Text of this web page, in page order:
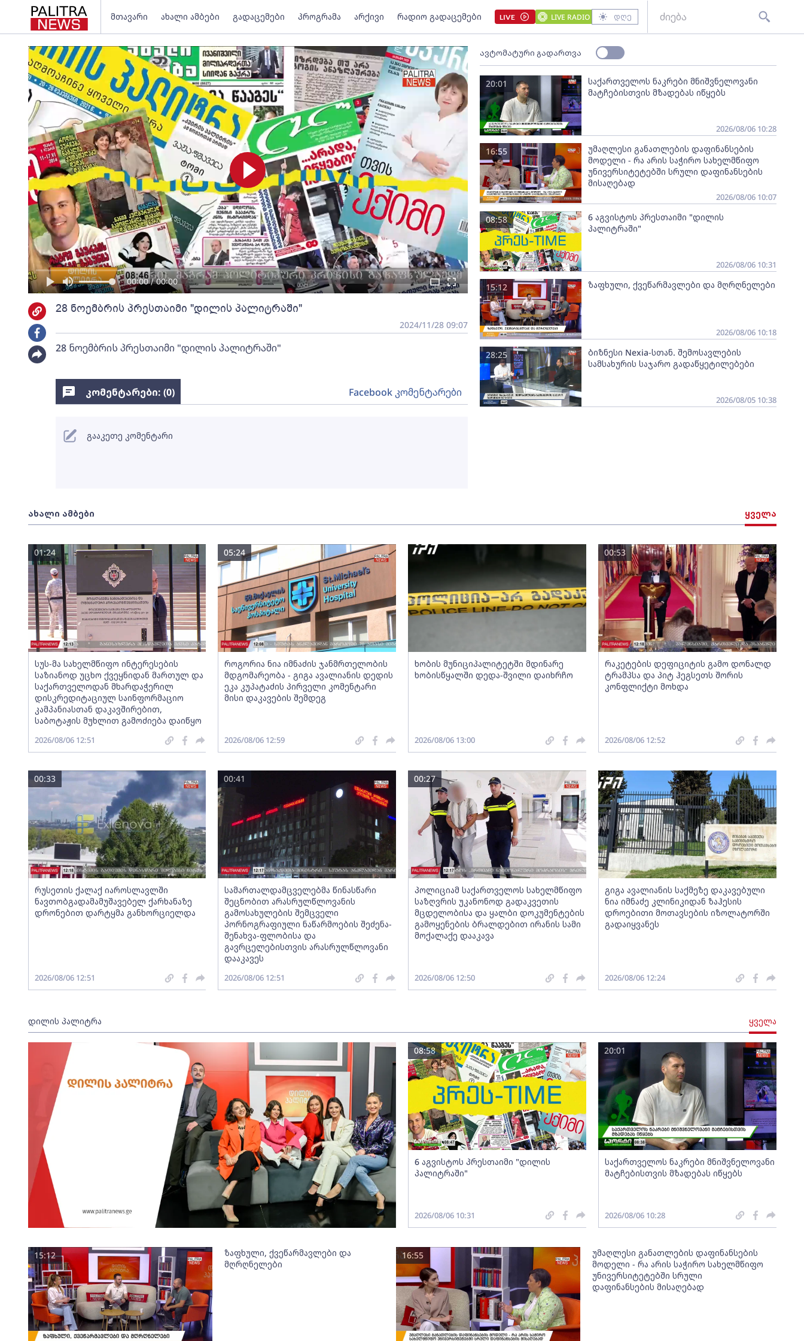
მთავარი ახალი ამბები გადაცემები პროგრამა არქივი რადიო გადაცემები LIVE LIVE RADIO დღე
00:00 / 00:00
28 ნოემბრის პრესთაიმი "დილის პალიტრაში"
2024/11/28 09:07
28 ნოემბრის პრესთაიმი "დილის პალიტრაში"
ავტომატური გადართვა
საქართველოს ნაკრები მნიშვნელოვანი
მატჩებისთვის მზადებას იწყებს
20:01
2026/08/06 10:28
უმაღლესი განათლების დაფინანსების
მოდელი - რა არის საჭირო სახელმწიფო
უნივერსიტეტებში სრული დაფინანსების
მისაღებად
16:55
2026/08/06 10:07
6 აგვისტოს პრესთაიმი "დილის
პალიტრაში"
08:58
2026/08/06 10:31
ზაფხული, ქვეწარმავლები და მღრღნელები
15:12
2026/08/06 10:18
ბიზნესი Nexia-სთან. შემოსავლების
სამსახურის საჯარო გადაწყეტილებები
28:25
2026/08/05 10:38
ახალი ამბები ყველა
სუს-მა სახელმწიფო ინტერესების
საზიანოდ უცხო ქვეყნიდან მართულ და
საქართველოდან მხარდაჭერილ
დისკრედიტაციულ საინფორმაციო
კამპანიასთან დაკავშირებით,
საბოტაჟის მუხლით გამოძიება დაიწყო
01:24
2026/08/06 12:51
როგორია ნია იმნაძის ჯანმრთელობის
მდგომარეობა - გიგა ავალიანის დედის
ეკა კუპატაძის პირველი კომენტარი
მისი დაკავების შემდეგ
05:24
2026/08/06 12:59
ხობის მუნიციპალიტეტში მდინარე
ხობისწყალში დედა-შვილი დაიხრჩო
2026/08/06 13:00
რაკეტების დეფიციტის გამო დონალდ
ტრამპსა და პიტ ჰეგსეთს შორის
კონფლიქტი მოხდა
00:53
2026/08/06 12:52
რუსეთის ქალაქ იაროსლავლში
ნავთობგადამამუშავებელ ქარხანაზე
დრონებით დარტყმა განხორციელდა
00:33
2026/08/06 12:51
სამართალდამცველებმა წინასწარი
შეცნობით არასრულწლოვანის
გამოსახულების შემცველი
პორნოგრაფიული ნაწარმოების შეძენა-
შენახვა-ფლობისა და
გავრცელებისთვის არასრულწლოვანი
დააკავეს
00:41
2026/08/06 12:51
პოლიციამ საქართველოს სახელმწიფო
საზღვრის უკანონოდ გადაკვეთის
მცდელობისა და ყალბი დოკუმენტების
გამოყენების ბრალდებით ირანის სამი
მოქალაქე დააკავა
00:27
2026/08/06 12:50
გიგა ავალიანის საქმეზე დაკავებული
ნია იმნაძე კლინიკიდან ზაჰესის
დროებითი მოთავსების იზოლატორში
გადაიყვანეს
2026/08/06 12:24
დილის პალიტრა ყველა
6 აგვისტოს პრესთაიმი "დილის
პალიტრაში"
08:58
2026/08/06 10:31
საქართველოს ნაკრები მნიშვნელოვანი
მატჩებისთვის მზადებას იწყებს
20:01
2026/08/06 10:28
ზაფხული, ქვეწარმავლები და
მღრღნელები
15:12
უმაღლესი განათლების დაფინანსების
მოდელი - რა არის საჭირო სახელმწიფო
უნივერსიტეტებში სრული
დაფინანსების მისაღებად
16:55
კომენტარები: (0) Facebook კომენტარები
გააკეთე კომენტარი